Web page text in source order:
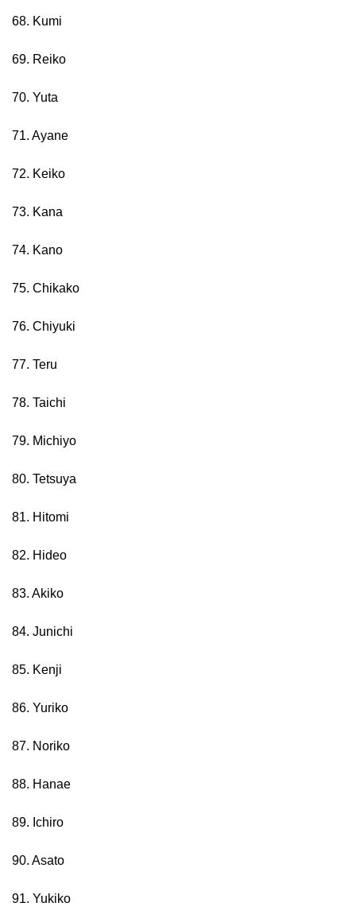
68. Kumi
69. Reiko
70. Yuta
71. Ayane
72. Keiko
73. Kana
74. Kano
75. Chikako
76. Chiyuki
77. Teru
78. Taichi
79. Michiyo
80. Tetsuya
81. Hitomi
82. Hideo
83. Akiko
84. Junichi
85. Kenji
86. Yuriko
87. Noriko
88. Hanae
89. Ichiro
90. Asato
91. Yukiko